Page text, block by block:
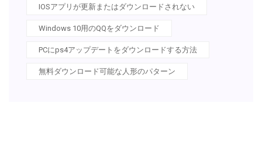
IOSアプリが更新またはダウンロードされない
Windows 10用のQQをダウンロード
PCにps4アップデートをダウンロードする方法
無料ダウンロード可能な人形のパターン